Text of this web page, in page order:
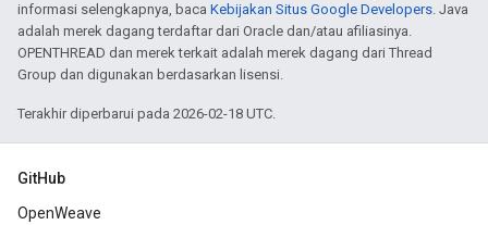
informasi selengkapnya, baca Kebijakan Situs Google Developers. Java
adalah merek dagang terdaftar dari Oracle dan/atau afiliasinya.
OPENTHREAD dan merek terkait adalah merek dagang dari Thread
Group dan digunakan berdasarkan lisensi.
Terakhir diperbarui pada 2026-02-18 UTC.
GitHub
OpenWeave